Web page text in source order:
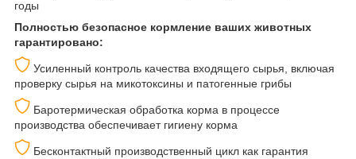
годы
Полностью безопасное кормление ваших животных
гарантировано:
Усиленный контроль качества входящего сырья, включая
проверку сырья на микотоксины и патогенные грибы
Баротермическая обработка корма в процессе
производства обеспечивает гигиену корма
Бесконтактный производственный цикл как гарантия